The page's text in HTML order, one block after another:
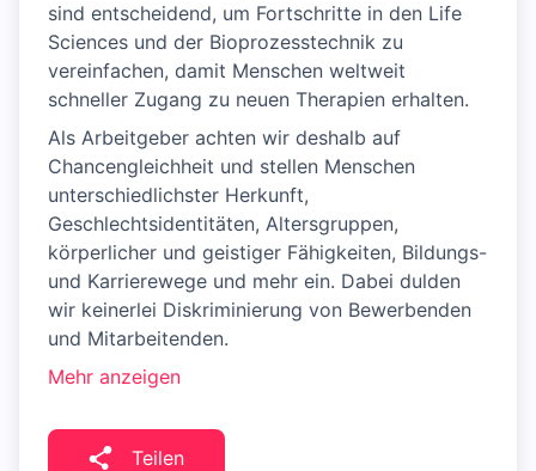
sind entscheidend, um Fortschritte in den Life
Sciences und der Bioprozesstechnik zu
vereinfachen, damit Menschen weltweit
schneller Zugang zu neuen Therapien erhalten.
Als Arbeitgeber achten wir deshalb auf
Chancengleichheit und stellen Menschen
unterschiedlichster Herkunft,
Geschlechtsidentitäten, Altersgruppen,
körperlicher und geistiger Fähigkeiten, Bildungs-
und Karrierewege und mehr ein. Dabei dulden
wir keinerlei Diskriminierung von Bewerbenden
und Mitarbeitenden.
Mehr anzeigen
Teilen